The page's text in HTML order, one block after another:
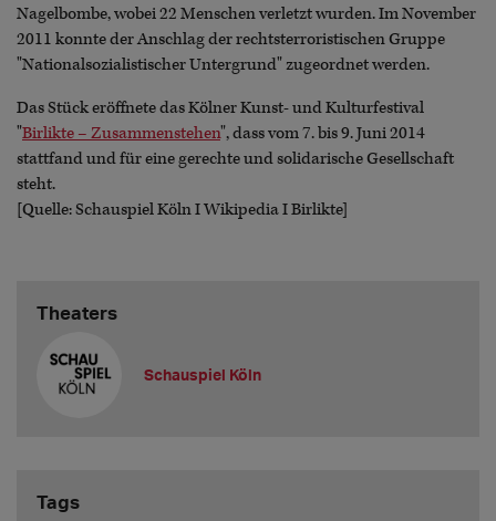
Nagelbombe, wobei 22 Menschen verletzt wurden. Im November
2011 konnte der Anschlag der rechtsterroristischen Gruppe
"Nationalsozialistischer Untergrund" zugeordnet werden.
Das Stück eröffnete das Kölner Kunst- und Kulturfestival
"Birlikte – Zusammenstehen", dass vom 7. bis 9. Juni 2014
stattfand und für eine gerechte und solidarische Gesellschaft
steht.
[Quelle: Schauspiel Köln I Wikipedia I Birlikte]
Theaters
Schauspiel Köln
Tags